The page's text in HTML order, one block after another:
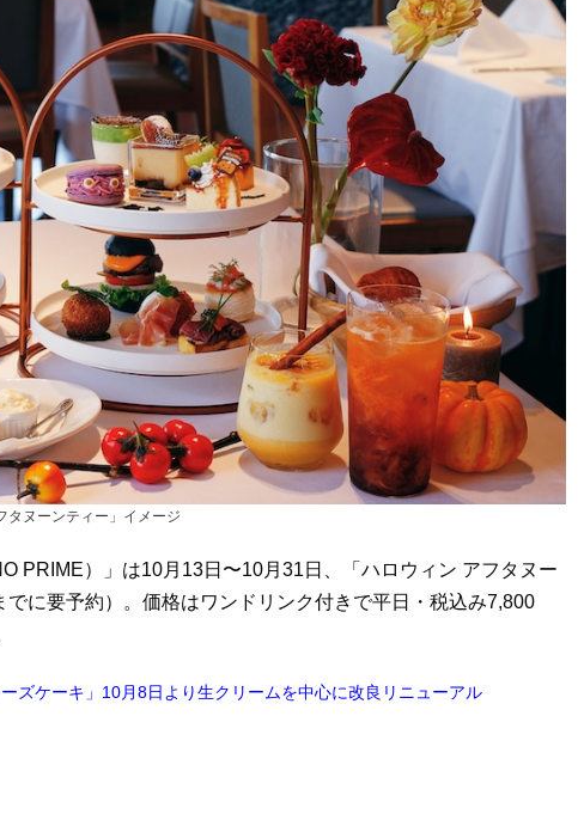
タヌーンティー」イメージ
PRIME）」は10月13日〜10月31日、「ハロウィン アフタヌー
に要予約）。価格はワンドリンク付きで平日・税込み7,800
ズケーキ」10月8日より生クリームを中心に改良リニューアル